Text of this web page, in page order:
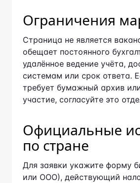
Страница не является
обещает постоянного
удалённое ведение учёта,
или срок ответа. Если формат
бумажный архив или личное
согласуйте это отдельно.
по стране
Для заявки укажите форму
ООО), действующий
способ обмена